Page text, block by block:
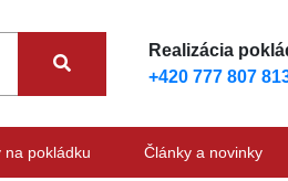
Realizácia
+420 777 807
na pokládku Články a novinky